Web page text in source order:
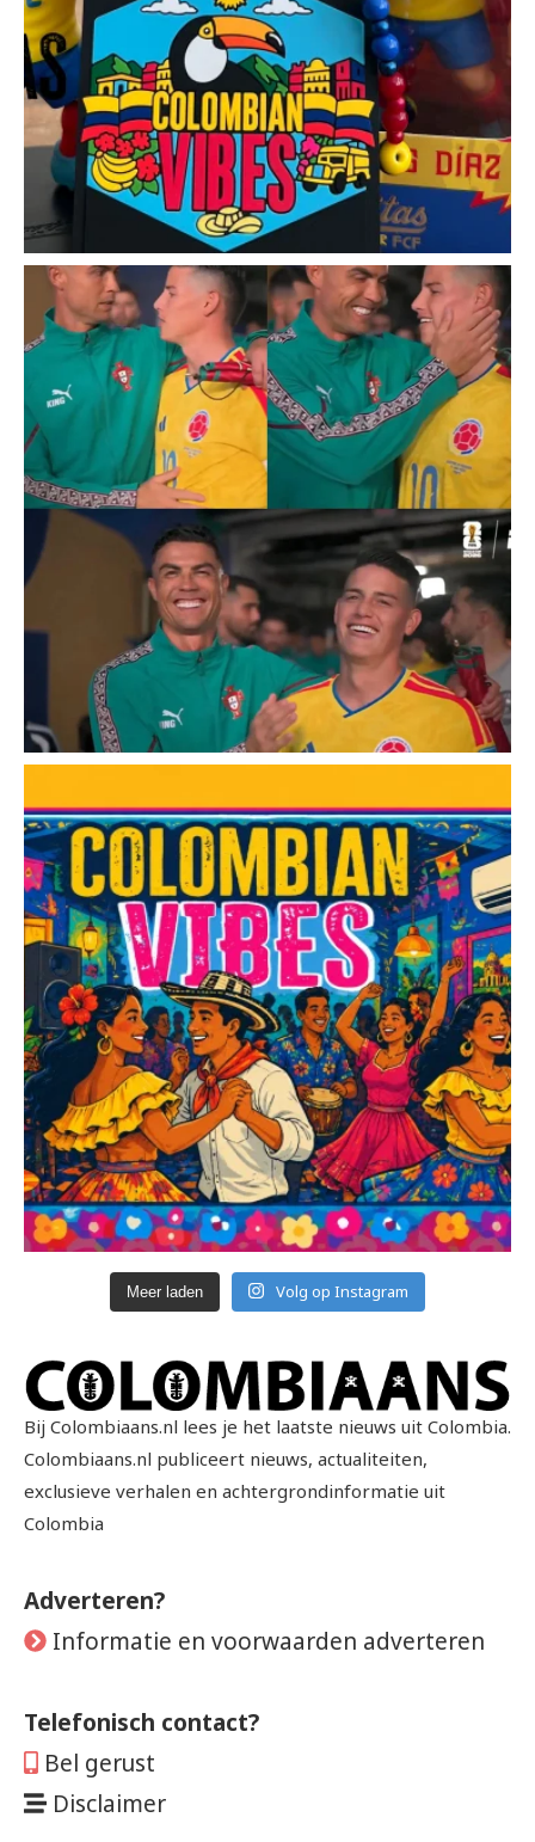
Meer laden Volg op Instagram
Bij Colombiaans.nl lees je het laatste nieuws uit Colombia.
Colombiaans.nl publiceert nieuws, actualiteiten,
exclusieve verhalen en achtergrondinformatie uit
Colombia
Adverteren?
Informatie en voorwaarden adverteren
Telefonisch contact?
Bel gerust
Disclaimer